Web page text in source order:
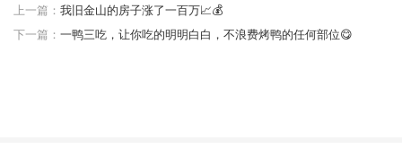
上一篇： 我旧金山的房子涨了一百万📈💰
下一篇： 一鸭三吃，让你吃的明明白白，不浪费烤鸭的任何部位😋